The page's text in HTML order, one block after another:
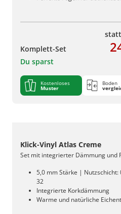
statt
Komplett-Set
Du sparst
Kostenloses
Muster
Boden
Klick-Vinyl Atlas Creme
Set mit integrierter Dämmung und
5,0 mm Stärke | Nutzschicht:
32
Integrierte Korkdämmung
Warme und natürliche